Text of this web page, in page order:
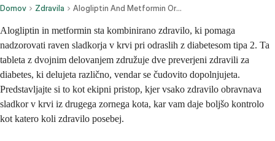
Domov Zdravila Alogliptin And Metformin Oral Route
Alogliptin in metformin sta kombinirano zdravilo, ki pomaga
nadzorovati raven sladkorja v krvi pri odraslih z diabetesom tipa 2. Ta
tableta z dvojnim delovanjem združuje dve preverjeni zdravili za
diabetes, ki delujeta različno, vendar se čudovito dopolnjujeta.
Predstavljajte si to kot ekipni pristop, kjer vsako zdravilo obravnava
sladkor v krvi iz drugega zornega kota, kar vam daje boljšo kontrolo
kot katero koli zdravilo posebej.